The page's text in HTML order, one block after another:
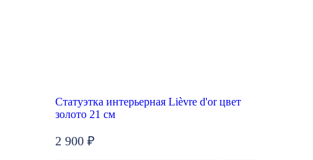
Статуэтка интерьерная Lièvre d'or цвет
золото 21 см
2 900 ₽